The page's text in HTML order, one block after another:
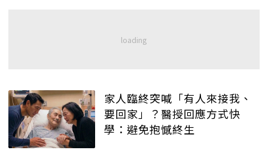
家人臨終突喊「有人來接我、
要回家」？醫授回應方式快
學：避免抱憾終生